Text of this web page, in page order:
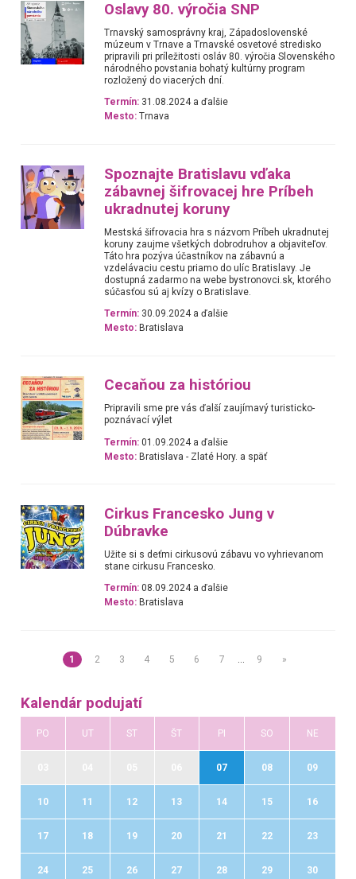
Oslavy 80. výročia SNP
Trnavský samosprávny kraj, Západoslovenské
múzeum v Trnave a Trnavské osvetové stredisko
pripravili pri príležitosti osláv 80. výročia Slovenského
národného povstania bohatý kultúrny program
rozložený do viacerých dní.
Termín: 31.08.2024 a ďalšie
Mesto: Trnava
Spoznajte Bratislavu vďaka
zábavnej šifrovacej hre Príbeh
ukradnutej koruny
Mestská šifrovacia hra s názvom Príbeh ukradnutej
koruny zaujme všetkých dobrodruhov a objaviteľov.
Táto hra pozýva účastníkov na zábavnú a
vzdelávaciu cestu priamo do ulíc Bratislavy. Je
dostupná zadarmo na webe bystronovci.sk, ktorého
súčasťou sú aj kvízy o Bratislave.
Termín: 30.09.2024 a ďalšie
Mesto: Bratislava
Cecaňou za históriou
Pripravili sme pre vás ďalší zaujímavý turisticko-
poznávací výlet
Termín: 01.09.2024 a ďalšie
Mesto: Bratislava - Zlaté Hory. a späť
Cirkus Francesko Jung v
Dúbravke
Užite si s deťmi cirkusovú zábavu vo vyhrievanom
stane cirkusu Francesko.
Termín: 08.09.2024 a ďalšie
Mesto: Bratislava
1 2 3 4 5 6 7 9 »
Kalendár podujatí
PO UT ST ŠT PI SO NE
07 08 09
10 11 12 13 14 15 16
17 18 19 20 21 22 23
24 25 26 27 28 29 30